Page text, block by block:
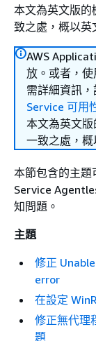
本文為英文版的
致之處，概以英
AWS
放。或者，
需詳細資訊，
Service 可用
本文為英文
一致之處，概
本節包含的主
Service
知問題。
主題
修正
error
在設定
修正無代理
題